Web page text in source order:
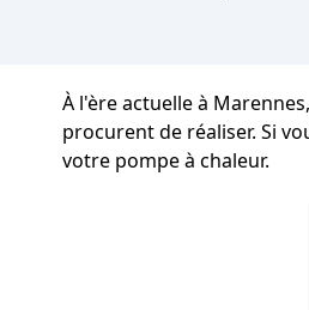
À l'ère actuelle à
procurent de réaliser. Si
votre pompe à chaleur.